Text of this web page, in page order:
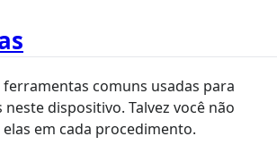
ferramentas comuns usadas para
dispositivo. Talvez você não
em cada procedimento.